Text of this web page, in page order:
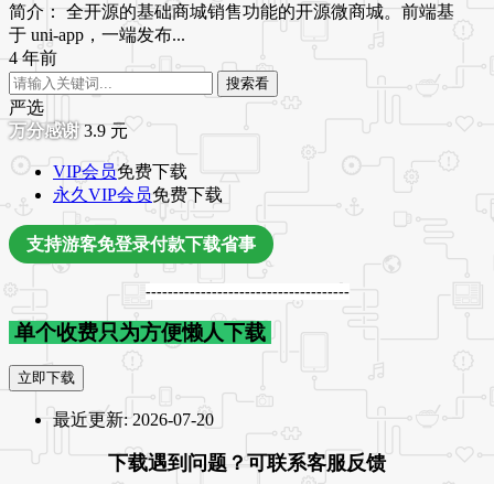
简介： 全开源的基础商城销售功能的开源微商城。前端基
于 uni-app，一端发布...
4 年前
搜索看
严选
3.9 元
VIP会员免费下载
永久VIP会员免费下载
支持游客免登录付款下载省事
-------------------------------------
单个收费只为方便懒人下载
立即下载
最近更新:2026-07-20
下载遇到问题？可联系客服反馈